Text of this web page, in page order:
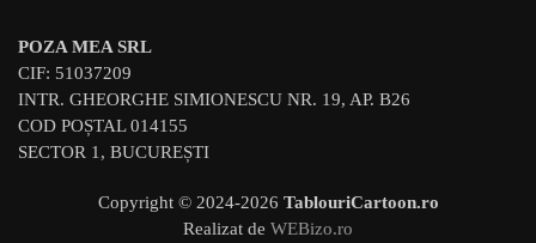
POZA MEA SRL
CIF: 51037209
INTR. GHEORGHE SIMIONESCU NR. 19, AP. B26
COD POȘTAL 014155
SECTOR 1, BUCUREȘTI
Copyright © 2024-2026 TablouriCartoon.ro
Realizat de WEBizo.ro